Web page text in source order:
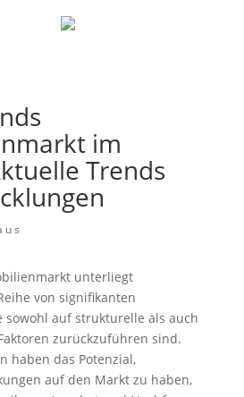
im
Trends
unterliegt
von signifikanten
sowohl auf strukturelle als auch
zurückzuführen sind.
haben das Potenzial,
auf den Markt zu haben,